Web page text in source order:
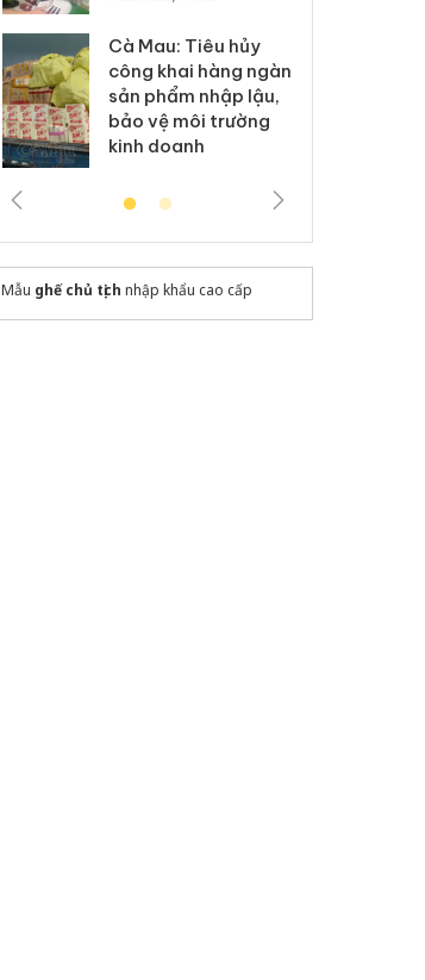
Cà Mau: Tiêu hủy
công khai hàng ngàn
sản phẩm nhập lậu,
bảo vệ môi trường
kinh doanh
Mẫu ghế chủ tịch nhập khẩu cao cấp